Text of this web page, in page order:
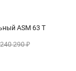
ASM 63 T
240 290₽